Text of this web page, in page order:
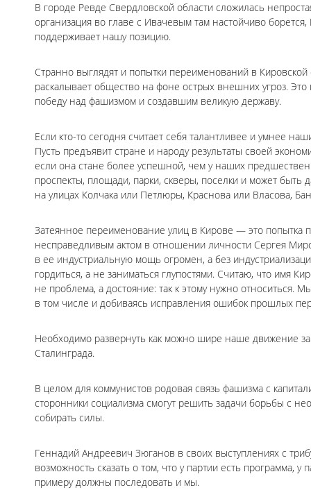
В городе Ревде Свердловской области сложилась
организация во главе с Ивачевым там настойчиво
поддерживает нашу позицию.
Странно выглядят и попытки переименований в
раскалывает общество на фоне острых внешних угроз.
победу над фашизмом и создавшим великую державу.
Если кто-то сегодня считает себя талантливее и умнее
Пусть предъявит стране и народу результаты своей
если она стане более успешной, чем у наших
проспекты, площади, парки, скверы, поселки и может
на улицах Колчака или Петлюры, Краснова или Власова,
Затеянное переименование улиц в Кирове — это попытка
несправедливым актом в отношении личности Сергея
в ее индустриальную мощь огромен, а без
гордиться, а не заниматься глупостями. Считаю, что имя
не проблема, а достояние: так к этому нужно относиться.
в том числе и добиваясь исправления ошибок прошлых
Необходимо развернуть как можно шире наше движение
Сталинграда.
В целом для коммунистов родовая связь фашизма с
сторонники социализма смогут решить задачи борьбы с
собирать силы.
Геннадий Андреевич Зюганов в своих выступлениях с
возможность сказать о том, что у партии есть программа,
примеру должны последовать и мы.